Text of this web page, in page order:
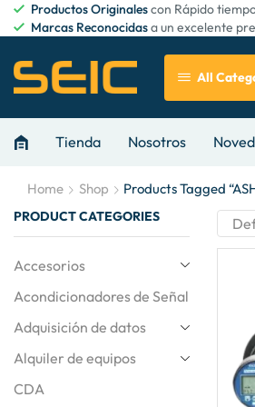
Productos Originalescon Rápido
Marcas Reconocidasa un excelente
All
Tienda Nosotros
Home Shop Products Tagged
PRODUCT CATEGORIES
Accesorios
Acondicionadores de Señal
Adquisición de datos
Alquiler de equipos
CDA